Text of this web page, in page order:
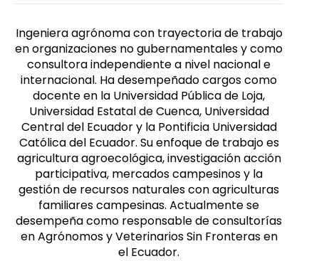
Femenino
Ingeniera agrónoma con trayectoria de trabajo
en organizaciones no gubernamentales y como
consultora independiente a nivel nacional e
internacional. Ha desempeñado cargos como
docente en la Universidad Pública de Loja,
Universidad Estatal de Cuenca, Universidad
Central del Ecuador y la Pontificia Universidad
Católica del Ecuador. Su enfoque de trabajo es
agricultura agroecológica, investigación acción
participativa, mercados campesinos y la
gestión de recursos naturales con agriculturas
familiares campesinas. Actualmente se
desempeña como responsable de consultorías
en Agrónomos y Veterinarios Sin Fronteras en
el Ecuador.